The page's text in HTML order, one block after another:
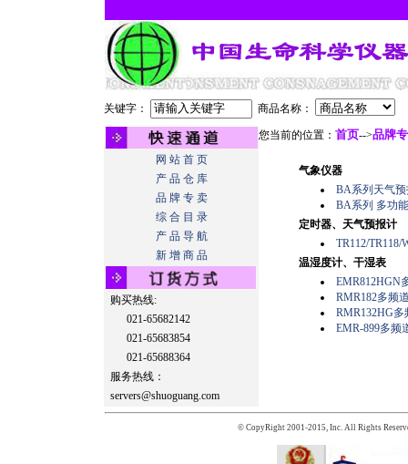
关键字： 商品名称：
网 站 首 页
产 品 仓 库
品 牌 专 卖
综 合 目 录
产 品 导 航
新 增 商 品
购买热线:
021-65682142
021-65683854
021-65688364
服务热线：
servers@shuoguang.com
您当前的位置： 首页-->品牌
气象仪器
BA系列天气
BA系列 多功
定时器、天气预报计
TR112/
温湿度计、干湿表
EMR812HGN
RMR182多频
RMR132HG
EMR-899多频
© CopyRight 2001-2015, Inc. All Rights